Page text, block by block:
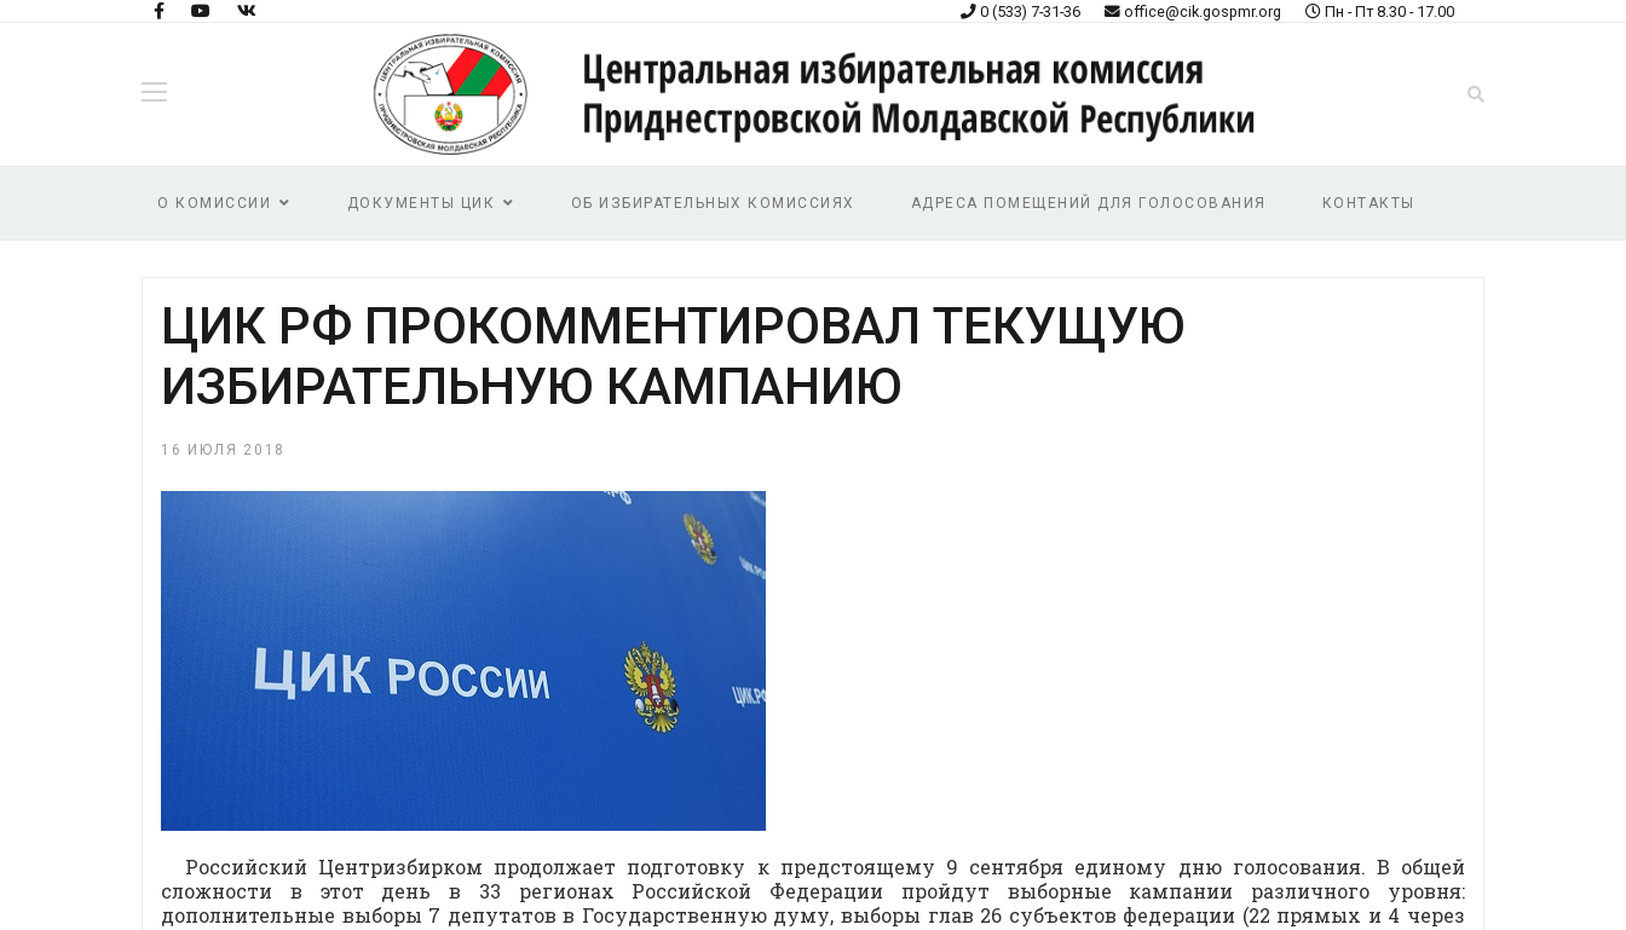
0 (533) 7-31-36 office@cik.gospmr.org Пн - Пт 8.30 - 17.00
О КОМИССИИ ДОКУМЕНТЫ ЦИК ОБ ИЗБИРАТЕЛЬНЫХ КОМИССИЯХ АДРЕСА ПОМЕЩЕНИЙ ДЛЯ ГОЛОСОВАНИЯ КОНТАКТЫ
ЦИК РФ ПРОКОММЕНТИРОВАЛ ТЕКУЩУЮ
ИЗБИРАТЕЛЬНУЮ КАМПАНИЮ
16 ИЮЛЯ 2018
Российский Центризбирком продолжает подготовку к предстоящему 9 сентября единому дню голосования. В общей
сложности в этот день в 33 регионах Российской Федерации пройдут выборные кампании различного уровня:
дополнительные выборы 7 депутатов в Государственную думу, выборы глав 26 субъектов федерации (22 прямых и 4 через